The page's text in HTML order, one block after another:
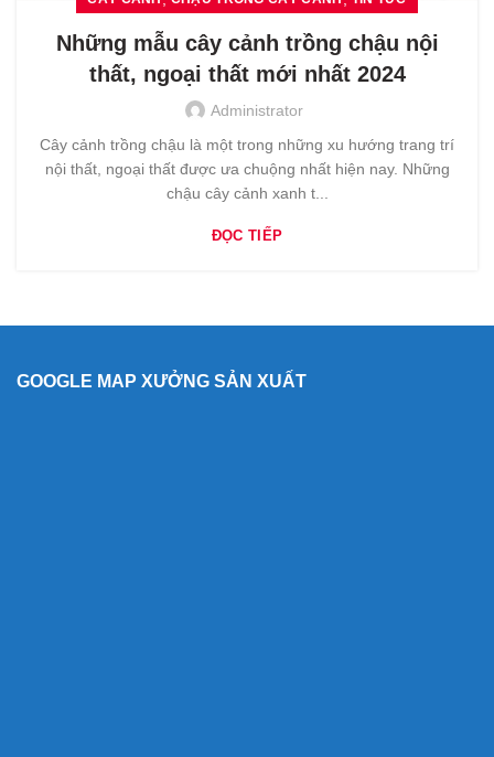
Những mẫu cây cảnh trồng chậu nội
thất, ngoại thất mới nhất 2024
Administrator
Cây cảnh trồng chậu là một trong những xu hướng trang trí
nội thất, ngoại thất được ưa chuộng nhất hiện nay. Những
chậu cây cảnh xanh t...
ĐỌC TIẾP
GOOGLE MAP XƯỞNG SẢN XUẤT